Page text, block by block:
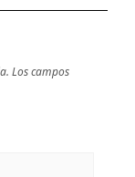
Los campos